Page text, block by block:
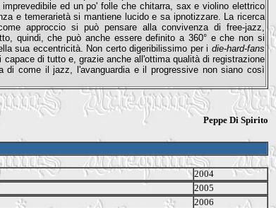
ed un po' folle che chitarra, sax e violino elettrico
e temerarietà si mantiene lucido e sa ipnotizzare. La ricerca
approccio si può pensare alla convivenza di free-jazz,
quindi, che può anche essere definito a 360° e che non si
sua eccentricità. Non certo digeribilissimo per i die-hard-fans
di tutto e, grazie anche all'ottima qualità di registrazione
come il jazz, l'avanguardia e il progressive non siano così
Peppe Di Spirito
2004
2005
2006